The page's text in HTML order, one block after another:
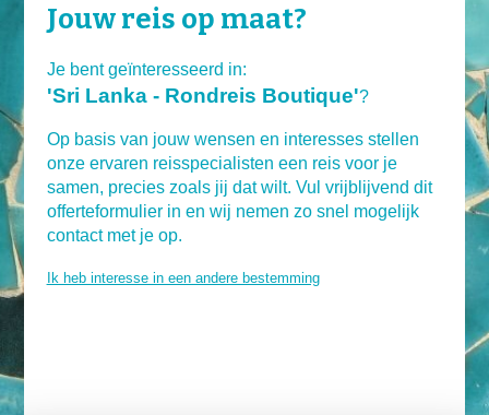
India
Sri Lanka
Tibet
REISTYPES
Wandelreizen
Rondreizen
Familiereizen
Jouw reis op maat?
Je bent geïnteresseerd in:
'Sri Lanka - Rondreis Boutique'?
Op basis van jouw wensen en interesses stellen
onze ervaren reisspecialisten een reis voor je
samen, precies zoals jij dat wilt. Vul vrijblijvend dit
offerteformulier in en wij nemen zo snel mogelijk
contact met je op.
Ik heb interesse in een andere bestemming